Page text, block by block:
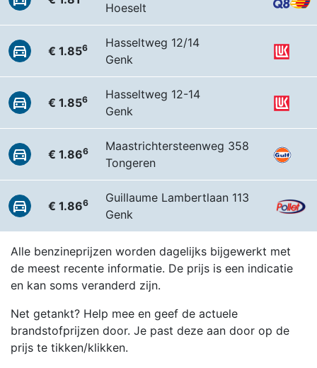
Hoeselt
€ 1.856
Hasseltweg 12/14
Genk
€ 1.856
Hasseltweg 12-14
Genk
€ 1.866
Maastrichtersteenweg 358
Tongeren
€ 1.866
Guillaume Lambertlaan 113
Genk
Alle benzineprijzen worden dagelijks bijgewerkt met
de meest recente informatie. De prijs is een indicatie
en kan soms veranderd zijn.
Net getankt? Help mee en geef de actuele
brandstofprijzen door. Je past deze aan door op de
prijs te tikken/klikken.